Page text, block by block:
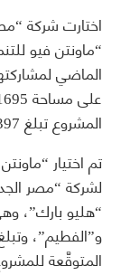
اختارت شركة
“ماونتن فيو
الماضي
المشروع تبلغ 397 مليار جنيه على مدار 23 إلى 25 عاماً.
لشركة “مصر
“هليو بارك”،
و”الفطيم”،
المتوقَّعة للمشروع قرابة